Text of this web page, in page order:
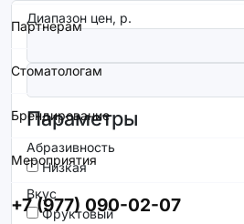
Партнерам
Стоматологам
Брендирование
Мероприятия
+7 (977) 090-02-07
Диапазон цен, р.
Параметры
Абразивность
Низкая
Вкус
Фруктовый